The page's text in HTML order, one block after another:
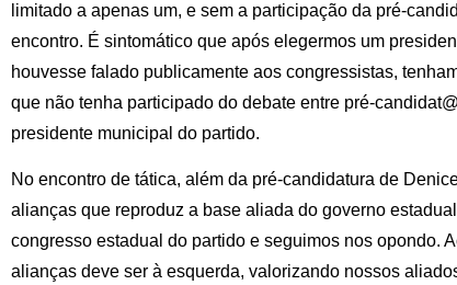
limitado a apenas um, e sem a participação da pré-
encontro. É sintomático que após elegermos um
houvesse falado publicamente aos congressistas,
que não tenha participado do debate entre pré-
presidente municipal do partido.
No encontro de tática, além da pré-candidatura de
alianças que reproduz a base aliada do governo
congresso estadual do partido e seguimos nos opondo.
alianças deve ser à esquerda, valorizando nossos